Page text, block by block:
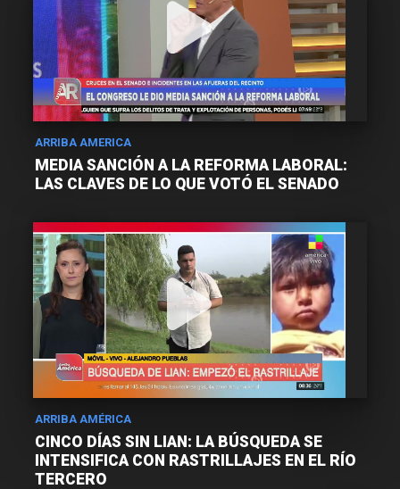
ARRIBA AMERICA
MEDIA SANCIÓN A LA REFORMA LABORAL:
LAS CLAVES DE LO QUE VOTÓ EL SENADO
ARRIBA AMÉRICA
CINCO DÍAS SIN LIAN: LA BÚSQUEDA SE
INTENSIFICA CON RASTRILLAJES EN EL RÍO
TERCERO